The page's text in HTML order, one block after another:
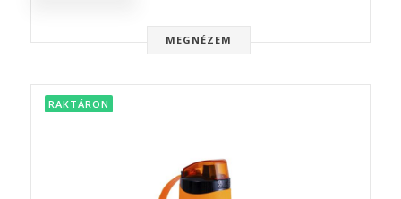
MEGNÉZEM
RAKTÁRON